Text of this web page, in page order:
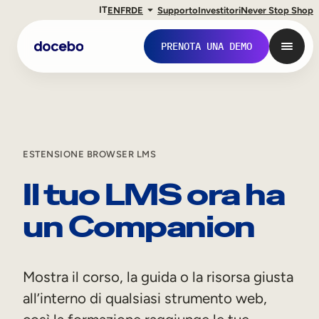
ITENFRDE SupportoInvestitoriNever Stop Shop
PRENOTA UNA DEMO
Onboarding dei dipendenti
ESTENSIONE BROWSER LMS
Il tuo LMS ora ha
un Companion
Mostra il corso, la guida o la risorsa giusta
all’interno di qualsiasi strumento web,